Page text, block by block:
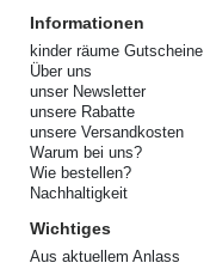
Informationen
kinder räume Gutscheine
Über uns
unser Newsletter
unsere Rabatte
unsere Versandkosten
Warum bei uns?
Wie bestellen?
Nachhaltigkeit
Wichtiges
Aus aktuellem Anlass